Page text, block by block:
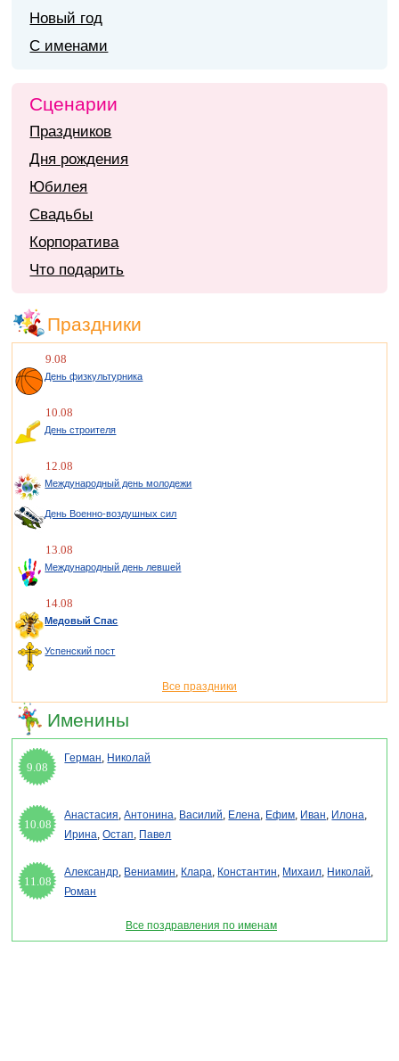
Новый год
С именами
Сценарии
Праздников
Дня рождения
Юбилея
Свадьбы
Корпоратива
Что подарить
Праздники
9.08
День физкультурника
10.08
День строителя
12.08
Международный день молодежи
День Военно-воздушных сил
13.08
Международный день левшей
14.08
Медовый Спас
Успенский пост
Все праздники
Именины
9.08
Герман, Николай
10.08
Анастасия,Антонина, Василий, Елена, Ефим, Иван, Илона,
Ирина,Остап, Павел
11.08
Александр, Вениамин, Клара, Константин, Михаил, Николай,
Роман
Все поздравления по именам